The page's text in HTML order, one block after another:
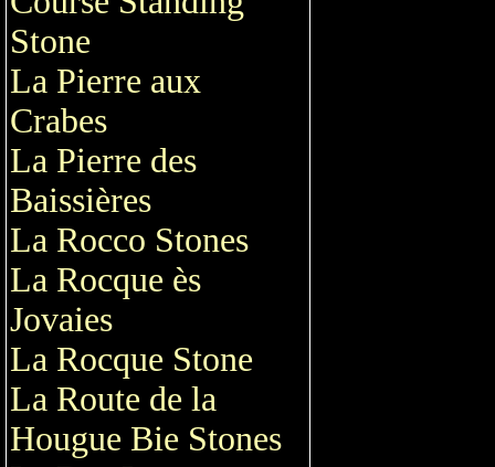
Stone
La Pierre aux
Crabes
La Pierre des
Baissières
La Rocco Stones
La Rocque ès
Jovaies
La Rocque Stone
La Route de la
Hougue Bie Stones